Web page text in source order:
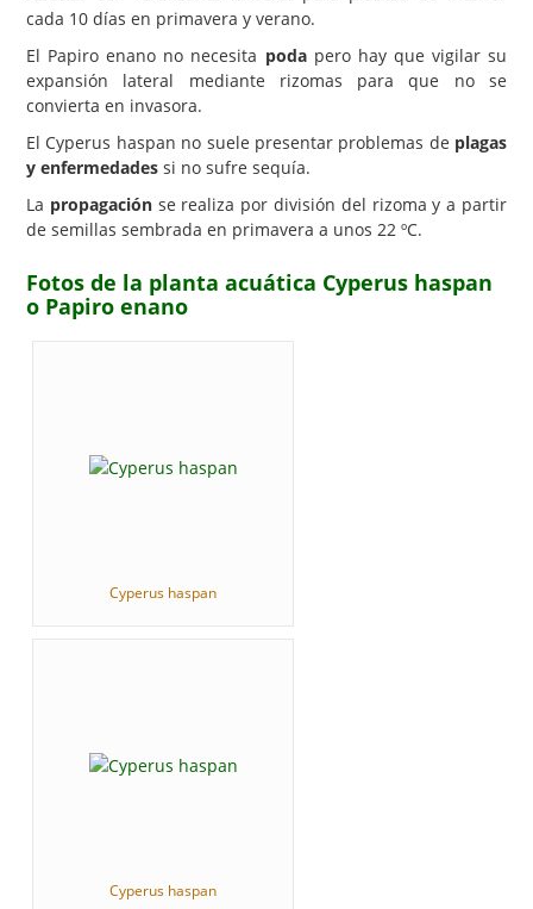
cada 10 días en primavera y verano.
El Papiro enano no necesita podapero hay que vigilar su
expansión lateral mediante rizomas para que no se
convierta en invasora.
El Cyperus haspan no suele presentar problemas de plagas
y enfermedades si no sufre sequía.
La propagaciónse realiza por división del rizoma y a partir
de semillas sembrada en primavera a unos 22 ºC.
Fotos de la planta acuática Cyperus haspan
o Papiro enano
Cyperus haspan
Cyperus haspan